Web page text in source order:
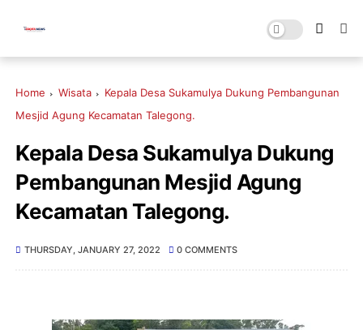
Home Wisata
Kepala Desa Sukamulya Dukung Pembangunan
Mesjid Agung Kecamatan Talegong.
Kepala Desa Sukamulya Dukung
Pembangunan Mesjid Agung
Kecamatan Talegong.
THURSDAY, JANUARY 27, 2022 0 COMMENTS